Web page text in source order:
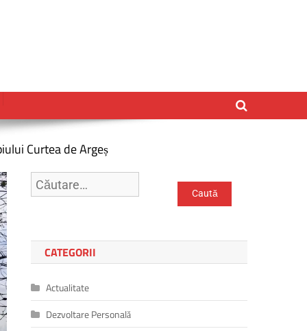
Curtea de Argeș
Caută
după:
CATEGORII
Actualitate
Dezvoltare Personală